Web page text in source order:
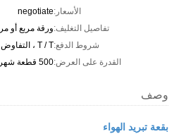
الأسعار:negotiate
تفاصيل التغليف:ورقة مربع أو
شروط الدفع:T / T ، التفاوض
القدرة على العرض:500 قطعة شهريا
وصف
بقعة تبريد الهواء